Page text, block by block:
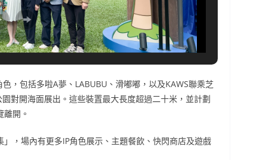
，包括多啦A夢、LABUBU、滑嘟嘟，以及KAWS聯乘芝
對開海面展出。這些裝置最大長度超過二十米，並計劃
開。
，場內有更多IP角色展示、主題餐飲、快閃商店及遊戲